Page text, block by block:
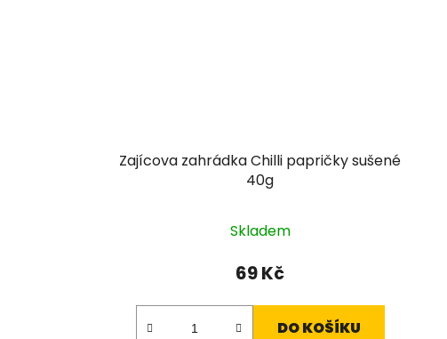
Zajícova zahrádka Chilli papričky sušené
40g
Skladem
69 Kč
DO KOŠÍKU